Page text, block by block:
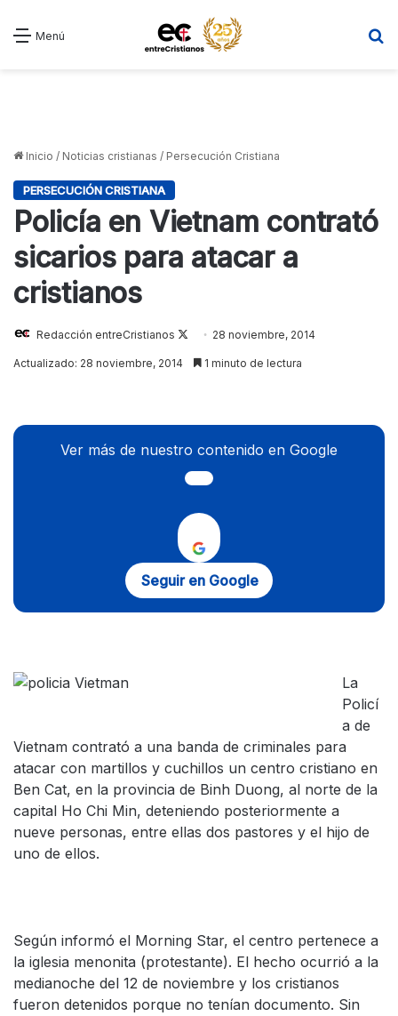
Menú
Inicio / Noticias cristianas / Persecución Cristiana
PERSECUCIÓN CRISTIANA
Policía en Vietnam contrató
sicarios para atacar a
cristianos
Redacción entreCristianos
Follow
on
28 noviembre, 2014
Actualizado: 28 noviembre, 2014 1 minuto de lectura
Ver más de nuestro contenido en Google
Seguir en Google
La
Policí
a de
Vietnam contrató a una banda de criminales para
atacar con martillos y cuchillos un centro cristiano en
Ben Cat, en la provincia de Binh Duong, al norte de la
capital Ho Chi Min, deteniendo posteriormente a
nueve personas, entre ellas dos pastores y el hijo de
uno de ellos.
Según informó el Morning Star, el centro pertenece a
la iglesia menonita (protestante). El hecho ocurrió a la
medianoche del 12 de noviembre y los cristianos
fueron detenidos porque no tenían documento. Sin